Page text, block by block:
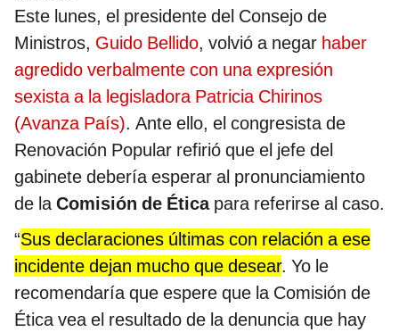
Este lunes, el presidente del Consejo de
Ministros, Guido Bellido, volvió a negar haber
agredido verbalmente con una expresión
sexista a la legisladora Patricia Chirinos
(Avanza País). Ante ello, el congresista de
Renovación Popular refirió que el jefe del
gabinete debería esperar al pronunciamiento
de laComisión de Éticapara referirse al caso.
“Sus declaraciones últimas con relación a ese
incidente dejan mucho que desear. Yo le
recomendaría que espere que la Comisión de
Ética vea el resultado de la denuncia que hay